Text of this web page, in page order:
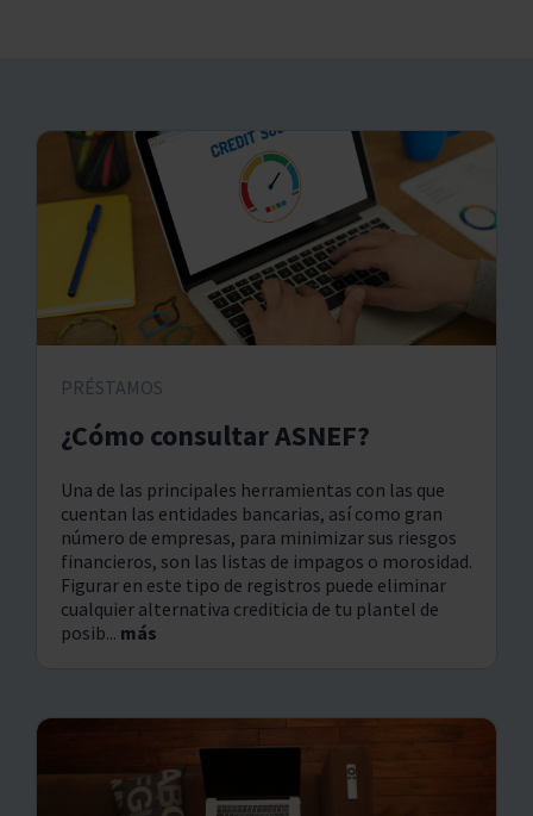
PRÉSTAMOS
¿Cómo consultar ASNEF?
Una de las principales herramientas con las que
cuentan las entidades bancarias, así como gran
número de empresas, para minimizar sus riesgos
financieros, son las listas de impagos o morosidad.
Figurar en este tipo de registros puede eliminar
cualquier alternativa crediticia de tu plantel de
posib... más